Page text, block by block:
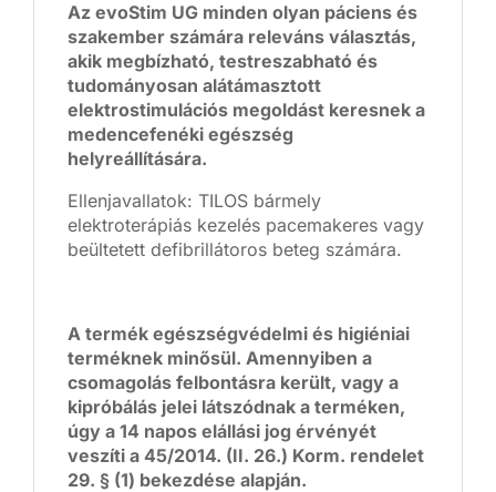
Az evoStim UG minden olyan páciens és
szakember számára releváns választás,
akik megbízható, testreszabható és
tudományosan alátámasztott
elektrostimulációs megoldást keresnek a
medencefenéki egészség
helyreállítására.
Ellenjavallatok: TILOS bármely
elektroterápiás kezelés pacemakeres vagy
beültetett defibrillátoros beteg számára.
A termék egészségvédelmi és higiéniai
terméknek minősül. Amennyiben a
csomagolás felbontásra került, vagy a
kipróbálás jelei látszódnak a terméken,
úgy a 14 napos elállási jog érvényét
veszíti a 45/2014. (II. 26.) Korm. rendelet
29. § (1) bekezdése alapján.